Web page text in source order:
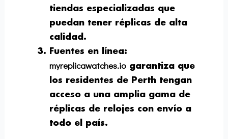
tiendas especializadas que
puedan tener réplicas de alta
calidad.
Fuentes en línea:
myreplicawatches.io garantiza que
los residentes de Perth tengan
acceso a una amplia gama de
réplicas de relojes con envío a
todo el país.